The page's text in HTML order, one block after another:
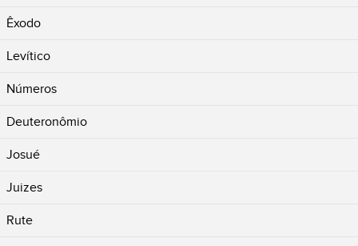
Êxodo
Levítico
Números
Deuteronômio
Josué
Juizes
Rute